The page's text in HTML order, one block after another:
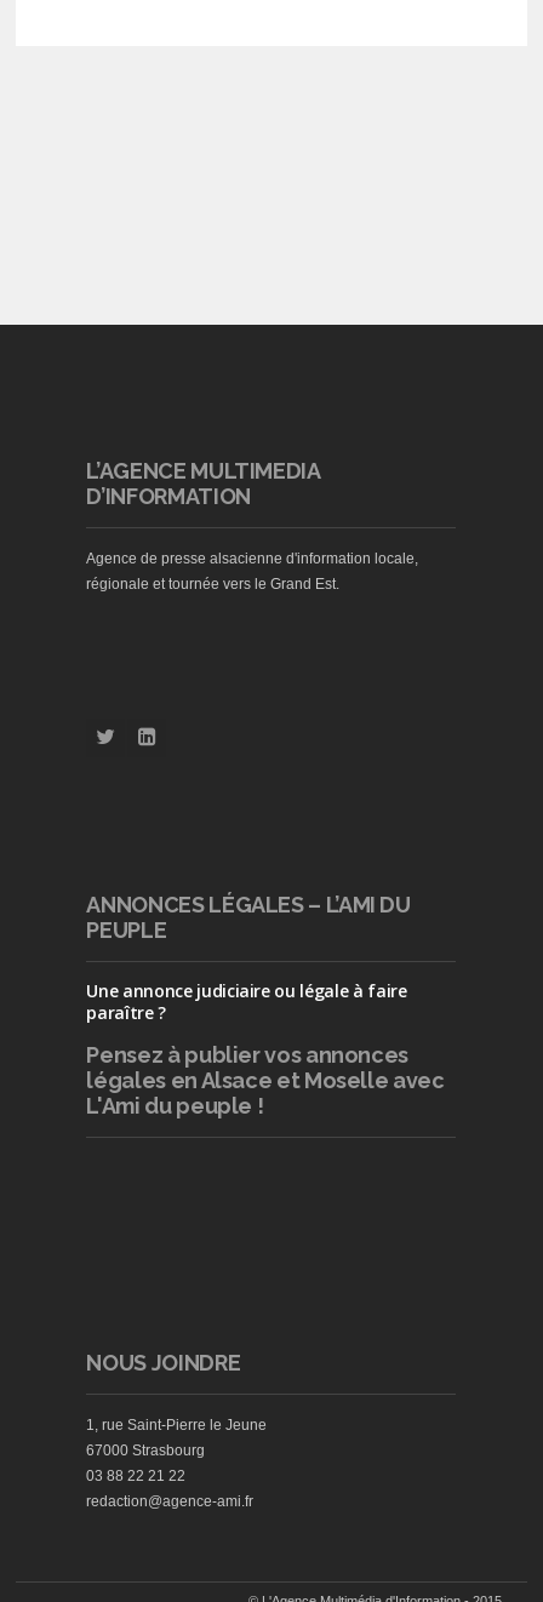
L’AGENCE MULTIMEDIA
D’INFORMATION
Agence de presse alsacienne d'information locale,
régionale et tournée vers le Grand Est.
ANNONCES LÉGALES – L’AMI DU
PEUPLE
Une annonce judiciaire ou légale à faire
paraître ?
Pensez à publiervos annonces
légales en Alsace et Moselle avec
L'Ami du peuple !
NOUS JOINDRE
1, rue Saint-Pierre le Jeune
67000 Strasbourg
03 88 22 21 22
redaction@agence-ami.fr